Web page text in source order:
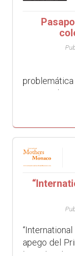
problemática a
sanitario
apego del